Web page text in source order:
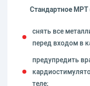
Стандартное МРТ
снять все
перед входом в
предупредить
теле;